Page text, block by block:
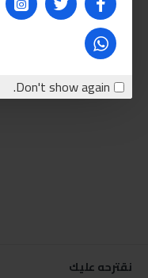
Don't show again.
نقترحه عليك